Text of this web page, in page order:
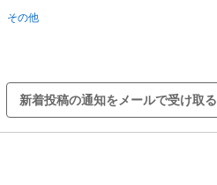
その他
新着投稿の通知をメールで受け取る